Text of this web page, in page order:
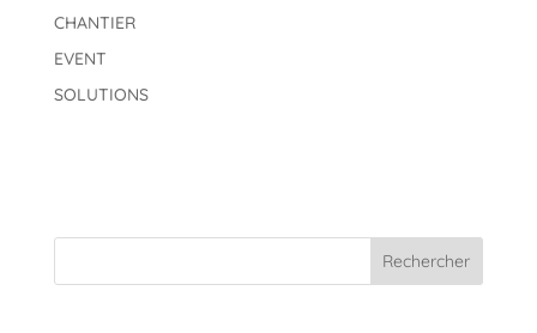
CHANTIER
EVENT
SOLUTIONS
Rechercher